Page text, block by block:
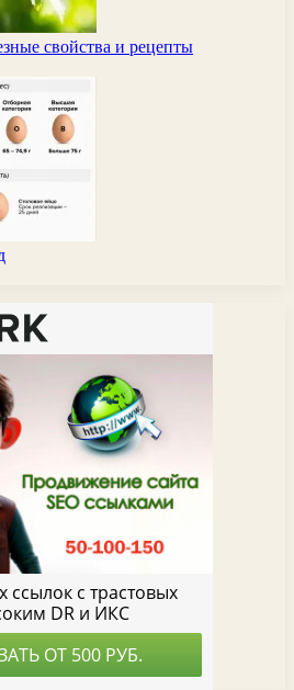
свойства и рецепты